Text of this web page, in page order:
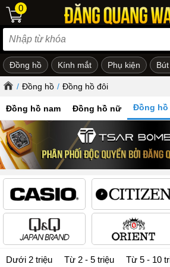
em
0
Đồng hồ Kính mắt Phụ kiện
/ Đồng hồ / Đồng hồ đôi
Đồng hồ nam Đồng hồ nữ Đồng hồ
Dưới 2 triệu Từ 2 - 5 triệu Từ 5 - 10